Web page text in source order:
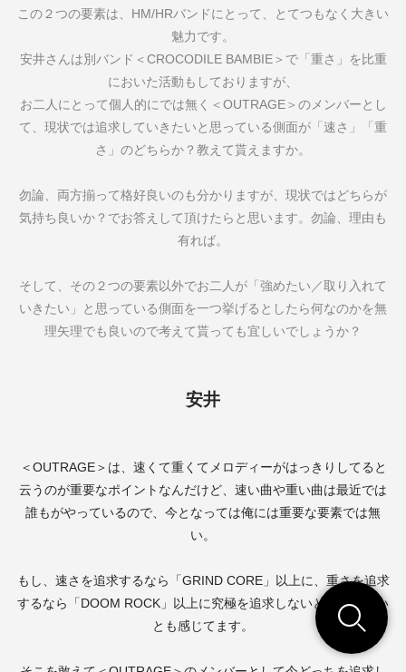
この２つの要素は、 HM/HRバンドにとって、とてつもなく大きい
魅力です。
安井さんは別バンド＜CROCODILE BAMBIE＞で「重さ」を比重
においた活動もしておりますが、
お二人にとって個人的にでは無く＜OUTRAGE＞のメンバーとし
て、現状では追求していきたいと思っている側面が「速さ」「重
さ」のどちらか？教えて貰えますか。
勿論、両方揃って格好良いのも分かりますが、現状ではどちらが
気持ち良いか？でお答えして頂けたらと思います。勿論、理由も
有れば。
そして、その２つの要素以外でお二人が「強めたい／取り入れて
いきたい」と思っている側面を一つ挙げるとしたら何なのかを無
理矢理でも良いので考えて貰っても宜しいでしょうか？
安井
＜OUTRAGE＞は、速くて重くてメロディーがはっきりしてると
云うのが重要なポイントなんだけど、速い曲や重い曲は最近では
誰もがやっているので、今となっては俺には重要な要素では無
い。
もし、速さを追求するなら「GRIND CORE」以上に、重さを追求
するなら「DOOM ROCK 」以上に究極を追求しないと面白く無い
とも感じてます。